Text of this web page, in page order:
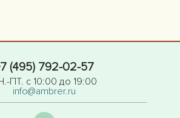
(495) 792-02-57
ПТ. с 10:00 до 19:00
info@ambrer.ru